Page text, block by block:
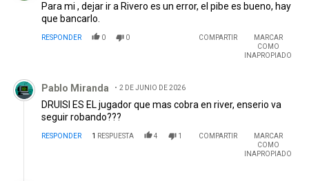
Para mi , dejar ir a Rivero es un error, el pibe es bueno, hay
que bancarlo.
RESPONDER 0 0 COMPARTIR
MARCAR
COMO
INAPROPIADO
Comentario de Pablo Miranda.
Pablo Miranda 2 DE JUNIO DE 2026
DRUISI ES EL jugador que mas cobra en river, enserio va
seguir robando???
RESPONDER 1 RESPUESTA 4 1 COMPARTIR
MARCAR
COMO
INAPROPIADO